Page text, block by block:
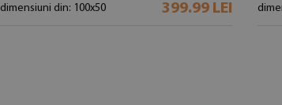
dimensiuni din: 100x50 399.99 LEI